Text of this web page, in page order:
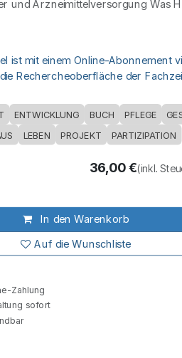
und Arzneimittelversorgung Was
ist mit einem Online-Abonnement
Rechercheoberfläche der
ENTWICKLUNG BUCH PFLEGE
LEBEN PROJEKT PARTIZIPATION
In den Warenkorb
Auf die Wunschliste
36,00€(inkl.
Zahlung
sofort